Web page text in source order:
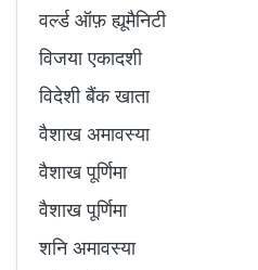
वर्ल्ड ऑफ़ ह्यूमैनिटी
विजया एकादशी
विदेशी बैंक खाता
वैशाख अमावस्या
वैशाख पूर्णिमा
वैशाख पूर्णिमा
शनि अमावस्या